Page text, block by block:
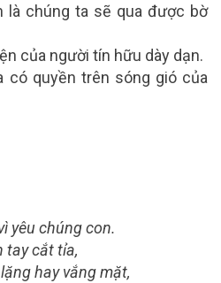
là chúng ta sẽ qua được bờ
của người tín hữu dày dạn.
có quyền trên sóng gió của
yêu chúng con.
tay cắt tỉa,
hay vắng mặt,